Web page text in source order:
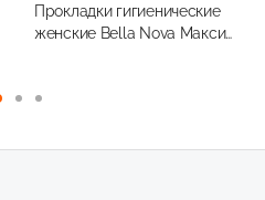
Прокладки гигиенические
женские Bella Nova Макси